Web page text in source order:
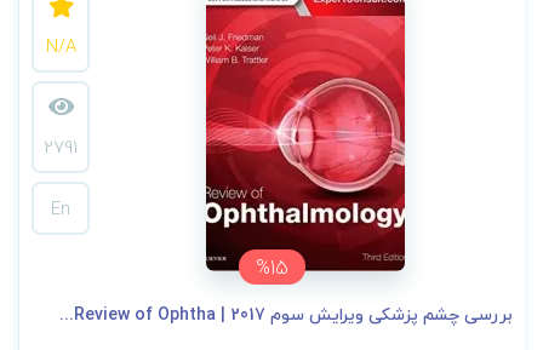
%15
N/A
2791
En
بررسی چشم پزشکی ویرایش سوم 2017 | Review of Ophtha...